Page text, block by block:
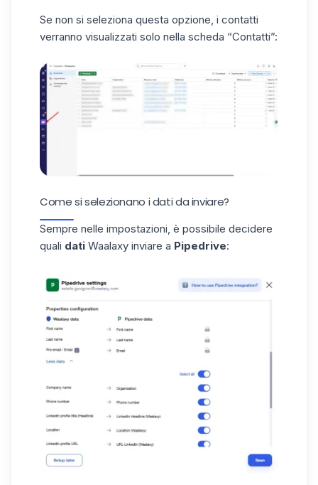
Se non si seleziona questa opzione, i contatti
verranno visualizzati solo nella scheda “Contatti”:
Come si selezionano i dati da inviare?
Sempre nelle impostazioni, è possibile decidere
quali dati Waalaxy inviare a Pipedrive: